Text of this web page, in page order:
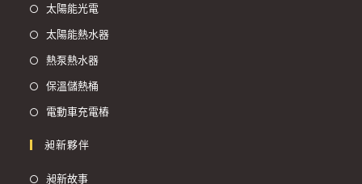
太陽能光電
太陽能熱水器
熱泵熱水器
保溫儲熱桶
電動車充電樁
昶新夥伴
昶新故事